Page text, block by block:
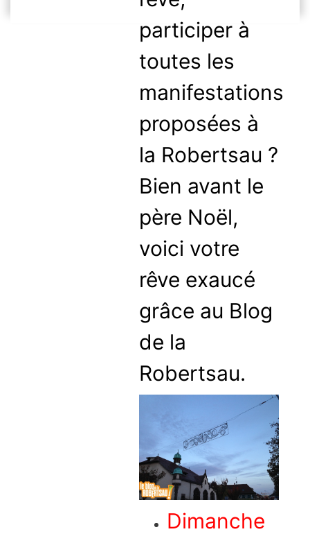
participer à
toutes les
manifestations
proposées à
la Robertsau ?
Bien avant le
père Noël,
voici votre
rêve exaucé
grâce au Blog
de la
Robertsau.
Dimanche